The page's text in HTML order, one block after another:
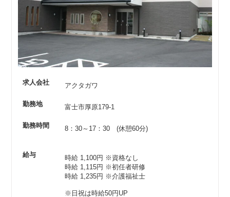
求人会社 アクタガワ
勤務地 富士市厚原179-1
勤務時間 8：30～17：30 (休憩60分)
給与 時給 1,100円 ※資格なし
時給 1,115円 ※初任者研修
時給 1,235円 ※介護福祉士
※日祝は時給50円UP